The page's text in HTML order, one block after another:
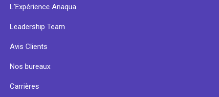
L’Expérience Anaqua
Leadership Team
Avis Clients
Nos bureaux
Carrières